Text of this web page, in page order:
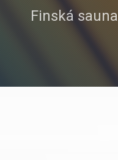
Finská sauna